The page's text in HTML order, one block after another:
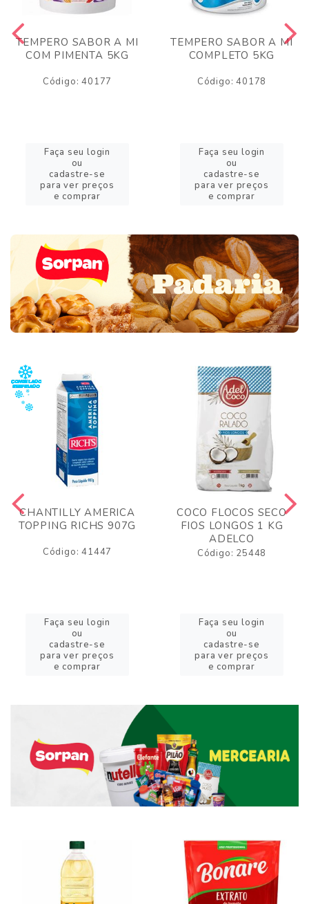
TEMPERO SABOR A MI
COM PIMENTA 5KG
Código: 40177
Faça seu login
ou
cadastre-se
para ver preços
e comprar
TEMPERO SABOR A MI
COMPLETO 5KG
Código: 40178
Faça seu login
ou
cadastre-se
para ver preços
e comprar
CHANTILLY AMERICA
TOPPING RICHS 907G
Código: 41447
Faça seu login
ou
cadastre-se
para ver preços
e comprar
COCO FLOCOS SECO
FIOS LONGOS 1 KG
ADELCO
Código: 25448
Faça seu login
ou
cadastre-se
para ver preços
e comprar